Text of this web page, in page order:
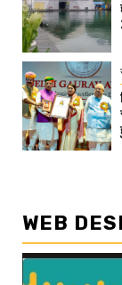
WEB